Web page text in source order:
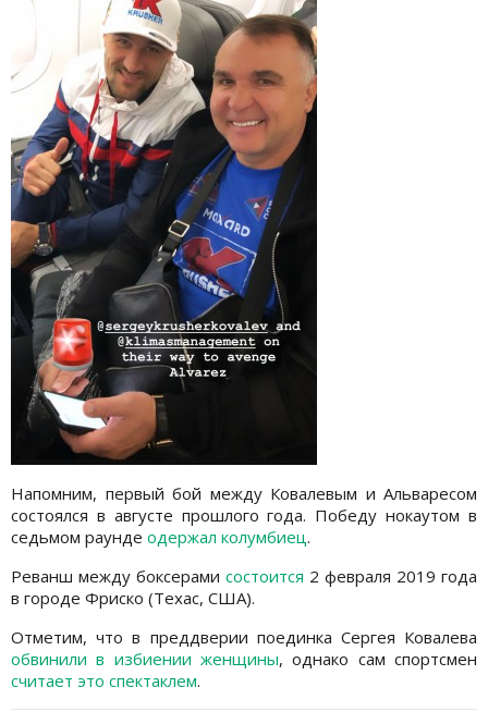
Напомним, первый бой между Ковалевым и Альваресом
состоялся в августе прошлого года. Победу нокаутом в
седьмом раунде одержал колумбиец .
Реванш между боксерами состоится 2 февраля 2019 года
в городе Фриско (Техас, США).
Отметим, что в преддверии поединка Сергея Ковалева
обвинили в избиении женщины, однако сам спортсмен
считает это спектаклем.